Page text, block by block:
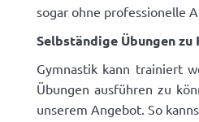
sogar ohne professionelle
Selbständige Übungen zu
Gymnastik kann trainiert
Übungen ausführen zu
unserem Angebot. So